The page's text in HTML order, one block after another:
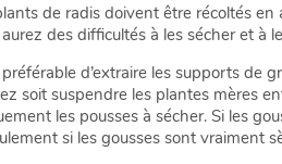
de radis doivent être récoltés
des difficultés à les sécher et à
d’extraire les supports de
soit suspendre les plantes mères
les pousses à sécher. Si les
si les gousses sont vraiment